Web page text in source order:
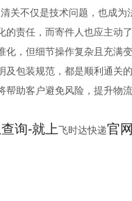
关不仅是技术问题，也成
的责任，而寄件人也应主动
化，但细节操作复杂且充满
及包装规范，都是顺利通关
帮助客户避免风险，提升物
询-就上飞时达快递官